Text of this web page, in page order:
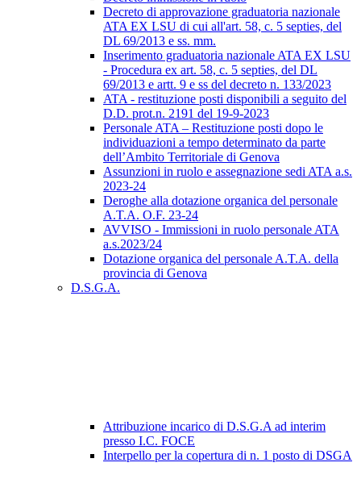
Decreto di approvazione graduatoria nazionale
ATA EX LSU di cui all'art. 58, c. 5 septies, del
DL 69/2013 e ss. mm.
Inserimento graduatoria nazionale ATA EX LSU
- Procedura ex art. 58, c. 5 septies, del DL
69/2013 e artt. 9 e ss del decreto n. 133/2023
ATA - restituzione posti disponibili a seguito del
D.D. prot.n. 2191 del 19-9-2023
Personale ATA – Restituzione posti dopo le
individuazioni a tempo determinato da parte
dell’Ambito Territoriale di Genova
Assunzioni in ruolo e assegnazione sedi ATA a.s.
2023-24
Deroghe alla dotazione organica del personale
A.T.A. O.F. 23-24
AVVISO - Immissioni in ruolo personale ATA
a.s.2023/24
Dotazione organica del personale A.T.A. della
provincia di Genova
D.S.G.A.
Attribuzione incarico di D.S.G.A ad interim
presso I.C. FOCE
Interpello per la copertura di n. 1 posto di DSGA